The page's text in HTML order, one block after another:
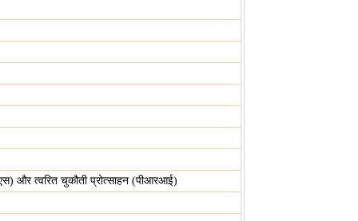
और त्वरित चुकौती प्रोत्साहन (पीआरआई)